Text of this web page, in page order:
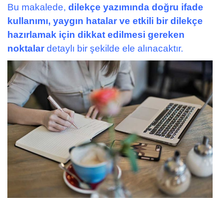
Bu makalede, dilekçe yazımında doğru ifade
kullanımı, yaygın hatalar ve etkili bir dilekçe
hazırlamak için dikkat edilmesi gereken
noktalar detaylı bir şekilde ele alınacaktır.